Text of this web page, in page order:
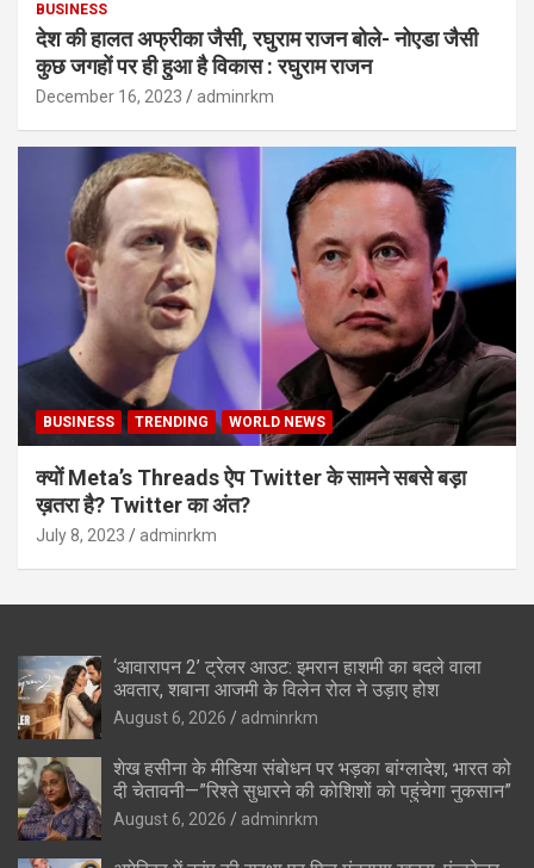
BUSINESS
देश की हालत अफ्रीका जैसी, रघुराम राजन बोले- नोएडा जैसी
कुछ जगहों पर ही हुआ है विकास : रघुराम राजन
December 16, 2023 adminrkm
BUSINESS TRENDING WORLD NEWS
क्यों Meta’s Threads ऐप Twitter के सामने सबसे बड़ा
ख़तरा है? Twitter का अंत?
July 8, 2023 adminrkm
‘आवारापन 2’ ट्रेलर आउट: इमरान हाशमी का बदले वाला
अवतार, शबाना आजमी के विलेन रोल ने उड़ाए होश
August 6, 2026 adminrkm
शेख हसीना के मीडिया संबोधन पर भड़का बांग्लादेश, भारत को
दी चेतावनी—”रिश्ते सुधारने की कोशिशों को पहुंचेगा नुकसान”
August 6, 2026 adminrkm